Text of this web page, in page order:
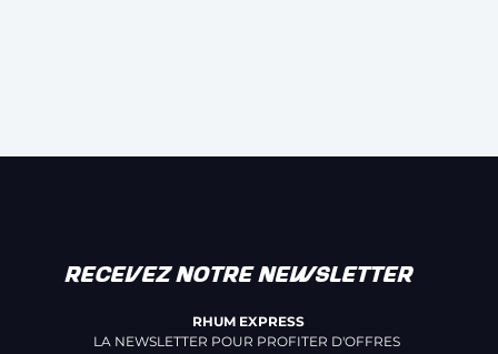
RECEVEZ NOTRE NEWSLETTER
RHUM EXPRESS
LA NEWSLETTER POUR PROFITER D'OFFRES